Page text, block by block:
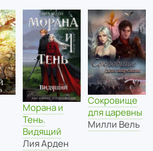
Морана и
Тень.
Видящий
Лия Арден
Сокровище
для царевны
Милли Вель